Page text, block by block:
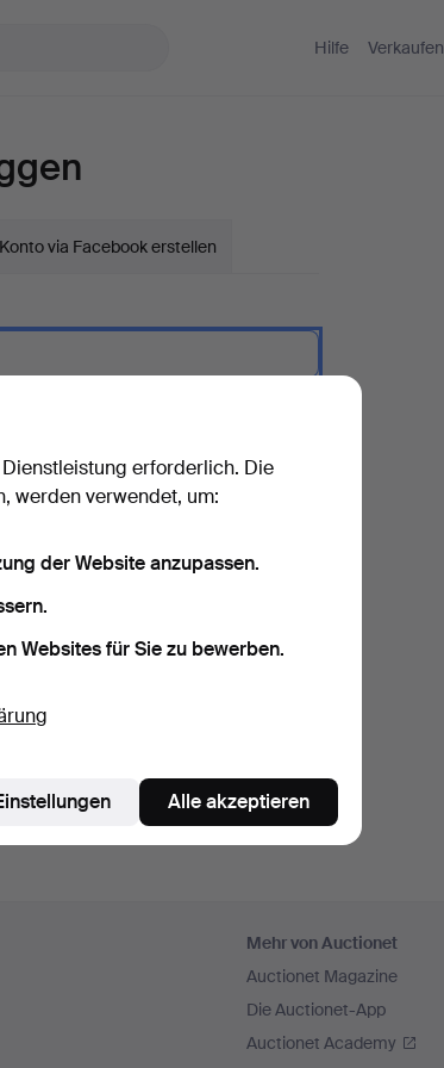
Hilfe Verkaufen
Konto via Facebook erstellen
Mehr von Auctionet
Auctionet Magazine
Die Auctionet-App
Auctionet Academy
erforderlich. Die
werden verwendet, um:
der Website anzupassen.
Websites für Sie zu bewerben.
Alle akzeptieren